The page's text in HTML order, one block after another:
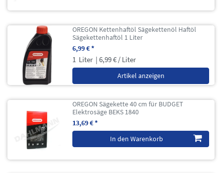
OREGON Kettenhaftöl Sägekettenöl Haftöl
Sägekettenhaftöl 1 Liter
6,99 € *
1 Liter | 6,99 € / Liter
Artikel anzeigen
OREGON Sägekette 40 cm für BUDGET
Elektrosäge BEKS 1840
13,69 € *
In den Warenkorb